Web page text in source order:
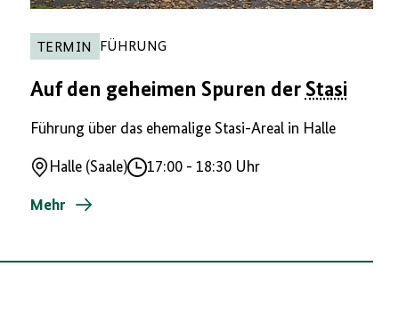
TERMIN FÜHRUNG
Auf den geheimen Spuren der Stasi
Führung über das ehemalige Stasi-Areal in Halle
Ort
Halle (Saale)
Uhrzeit
17:00 - 18:30 Uhr
Mehr